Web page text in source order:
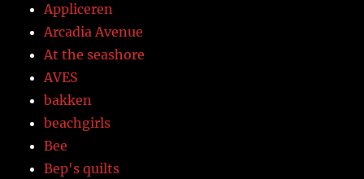
Appliceren
Arcadia Avenue
At the seashore
AVES
bakken
beachgirls
Bee
Bep's quilts